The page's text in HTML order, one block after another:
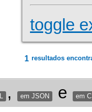
toggle
1 resultados
, em JSON e em